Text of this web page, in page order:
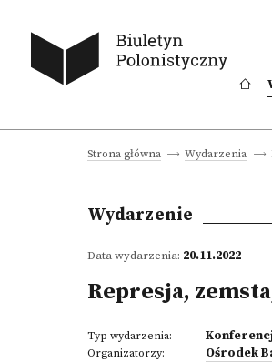
Strona główna Wydarzenia
Wydarzenie
Data wydarzenia: 20.11.2022
Represja,
Typ wydarzenia:
Organizatorzy: Ośrodek